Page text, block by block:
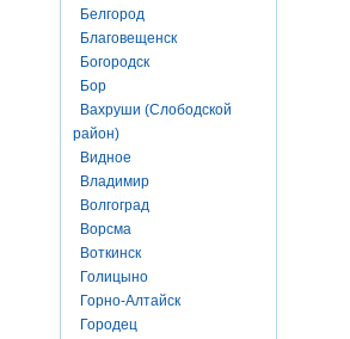
Белгород
Благовещенск
Богородск
Бор
Вахруши (Слободской
район)
Видное
Владимир
Волгоград
Ворсма
Воткинск
Голицыно
Горно-Алтайск
Городец